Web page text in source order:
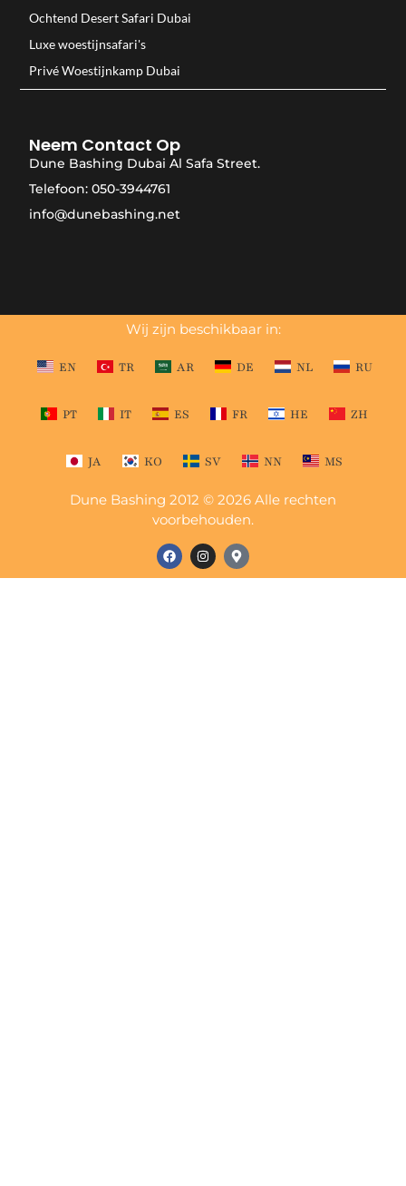
Ochtend Desert Safari Dubai
Luxe woestijnsafari's
Privé Woestijnkamp Dubai
Neem Contact Op
Dune Bashing Dubai Al Safa Street.
Telefoon: 050-3944761
info@dunebashing.net
Wij zijn beschikbaar in:
EN TR AR DE NL RU
PT IT ES FR HE ZH
JA KO SV NN MS
Dune Bashing 2012 © 2026 Alle rechten
voorbehouden.